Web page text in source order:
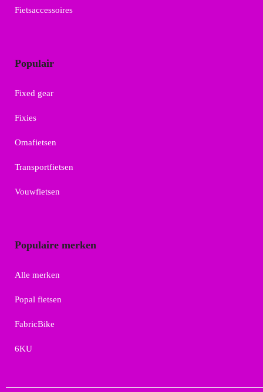
Fietsaccessoires
Populair
Fixed gear
Fixies
Omafietsen
Transportfietsen
Vouwfietsen
Populaire merken
Alle merken
Popal fietsen
FabricBike
6KU